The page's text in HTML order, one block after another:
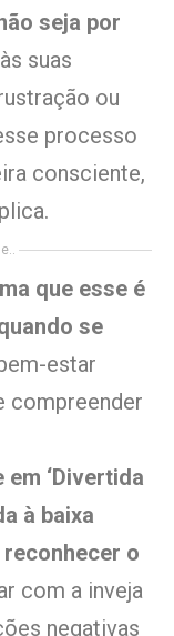
seja por
suas
ou
processo
consciente,
que esse é
se
estar
compreender
‘Divertida
à baixa
o
com a inveja
negativas